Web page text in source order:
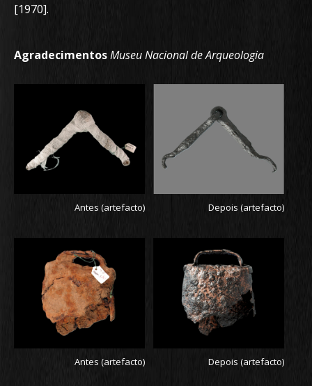
[1970].
AgradecimentosMuseu Nacional de Arqueologia
Antes (artefacto) Depois (artefacto)
Antes (artefacto) Depois (artefacto)